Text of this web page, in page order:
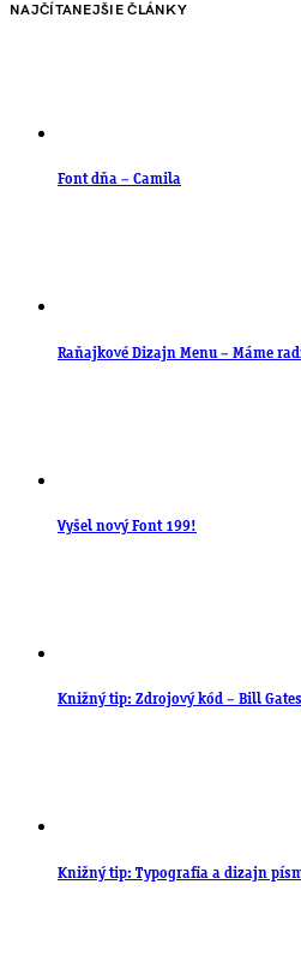
NAJČÍTANEJŠIE ČLÁNKY
Font dňa – Camila
Raňajkové Dizajn Menu – Máme
Vyšel nový Font 199!
Knižný tip: Zdrojový kód – Bill Gates
Knižný tip: Typografia a dizajn